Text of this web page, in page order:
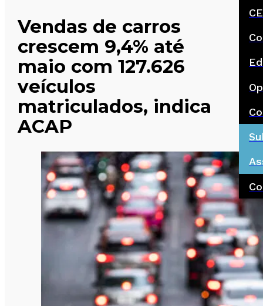
Vendas de carros
crescem 9,4% até
maio com 127.626
veículos
matriculados, indica
ACAP